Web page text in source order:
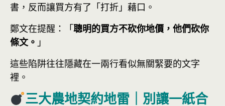
書，反而讓買方有了「打折」藉口。
鄭文在提醒：「聰明的買方不砍你地價，他們砍你
條文。 」
這些陷阱往往隱藏在一兩行看似無關緊要的文字
裡。
三大農地契約地雷｜別讓一紙合